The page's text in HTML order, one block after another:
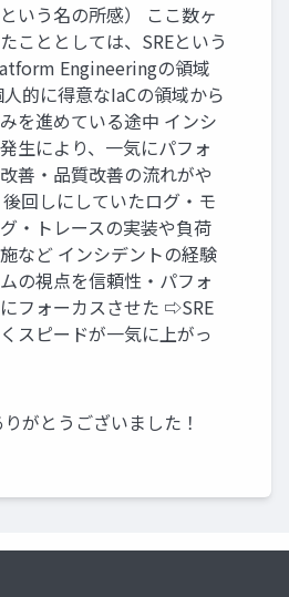
いう名の所感） ここ数ヶ
こととしては、SREという
Engineeringの領域
的に得意なIaCの領域から
を進めている途中 インシ
生により、一気にパフォ
善・品質改善の流れがや
回しにしていたログ・モ
・トレースの実装や負荷
など インシデントの経験
の視点を信頼性・パフォ
フォーカスさせた ⇨SRE
スピードが一気に上がっ
がとうございました！